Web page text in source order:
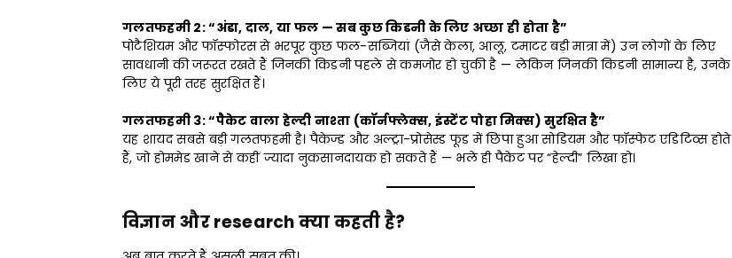
गलतफहमी 2: “अंडा, दाल, या फल — सब कुछ किडनी के लिए अच्छा ही होता है”
पोटैशियम और फॉस्फोरस से भरपूर कुछ फल-सब्जियां (जैसे केला, आलू, टमाटर बड़ी मात्रा में) उन लोगों के लिए
सावधानी की जरूरत रखते हैं जिनकी किडनी पहले से कमजोर हो चुकी है — लेकिन जिनकी किडनी सामान्य है, उनके
लिए ये पूरी तरह सुरक्षित हैं।
गलतफहमी 3: “पैकेट वाला हेल्दी नाश्ता (कॉर्नफ्लेक्स, इंस्टेंट पोहा मिक्स) सुरक्षित है”
यह शायद सबसे बड़ी गलतफहमी है। पैकेज्ड और अल्ट्रा-प्रोसेस्ड फूड में छिपा हुआ सोडियम और फॉस्फेट एडिटिव्स होते
हैं, जो होममेड खाने से कहीं ज्यादा नुकसानदायक हो सकते हैं — भले ही पैकेट पर “हेल्दी” लिखा हो।
विज्ञान और research क्या कहती है?